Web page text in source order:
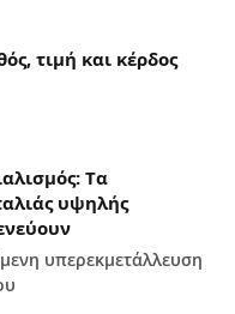
τιμή και κέρδος
Tα
υψηλής
υπερεκμετάλλευση